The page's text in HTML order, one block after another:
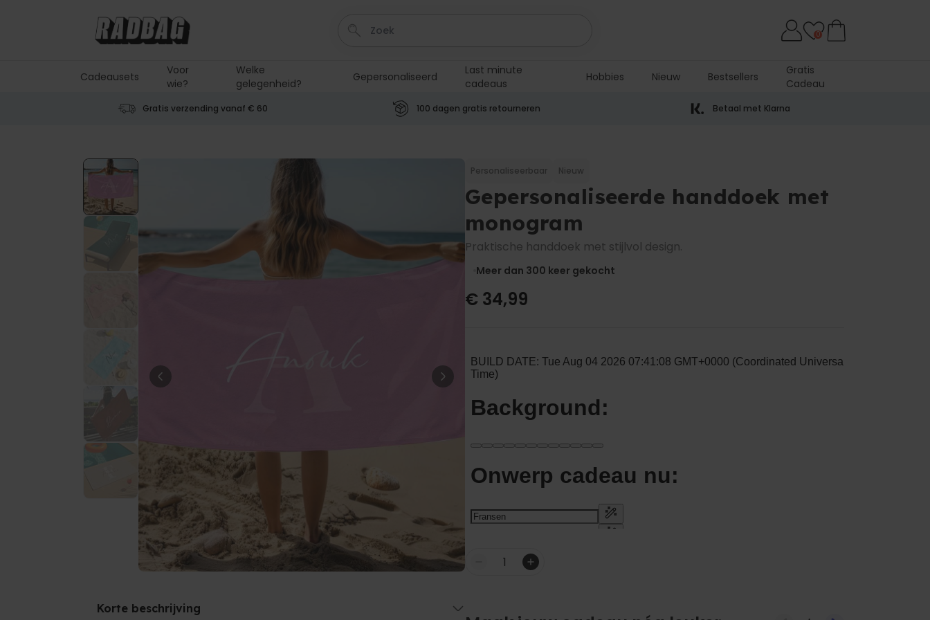
Gegraveerd
19.400
gekocht
Personaliseerbaar
Netflix Gepersonaliseerde
Poster
8.500keer
gekocht
gekocht
Personaliseerbaar
Gepersonaliseerde poster
waar het begon
gekocht
Personaliseerbaar
Gepersonaliseerde vaas met
Meer dan
gekocht
29,99 €
0
Cadeausets
Voor
wie?
Welke
gelegenheid?
Gepersonaliseerd
Last minute
cadeaus
Hobbies Nieuw Bestsellers
Gratis
Cadeau
Gratis verzending vanaf € 60 100 dagen gratis retourneren Betaal met Klarna
Korte beschrijving
Personaliseerbaar Nieuw
Gepersonaliseerde handdoek met
monogram
Praktische handdoek met stijlvol design.
Meer dan 300 keer gekocht
€ 34,99
Aantal